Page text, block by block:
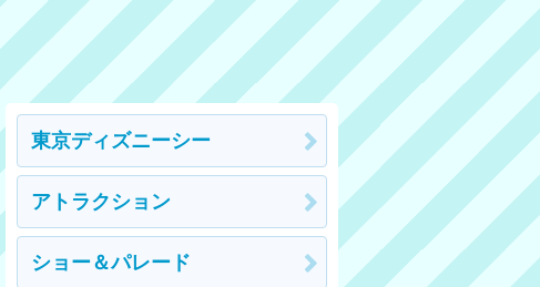
東京ディズニーシー
アトラクション
ショー＆パレード